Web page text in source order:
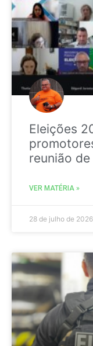
Eleições
reunião
VER MATÉRIA »
28 de julho de 2026